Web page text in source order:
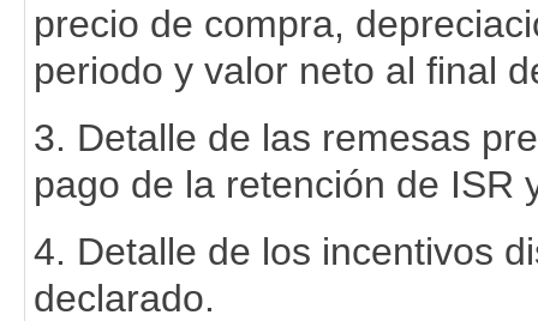
precio de compra,
periodo y valor neto al final
3. Detalle de las remesas
pago de la retención de ISR
4. Detalle de los incentivos
declarado.